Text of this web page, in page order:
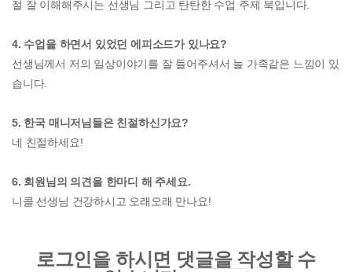
절 잘 이해해주시는 선생님 그리고 탄탄한 수업 주제 북입니다.
4. 수업을 하면서 있었던 에피소드가 있나요?
선생님께서 저의 일상이야기를 잘 들어주셔서 늘 가족같은 느낌이 있
습니다.
5. 한국 매니저님들은 친절하신가요?
네 친절하세요!
6. 회원님의 의견을 한마디 해 주세요.
니콜 선생님 건강하시고 오래오래 만나요!